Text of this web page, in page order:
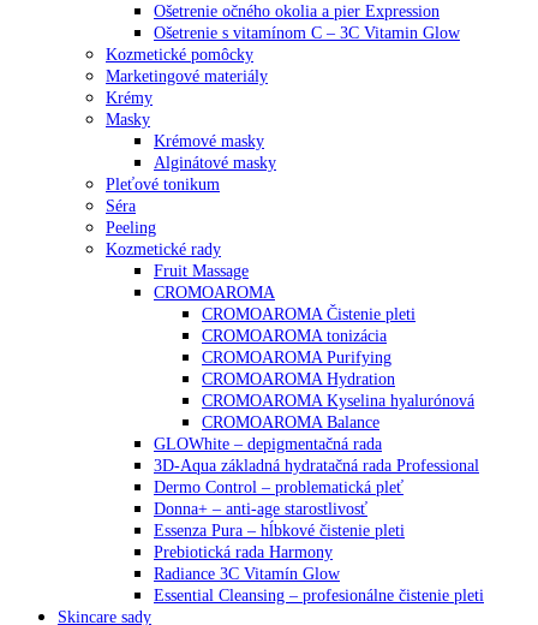
Ošetrenie očného okolia a pier Expression
Ošetrenie s vitamínom C – 3C Vitamin Glow
Kozmetické pomôcky
Marketingové materiály
Krémy
Masky
Krémové masky
Alginátové masky
Pleťové tonikum
Séra
Peeling
Kozmetické rady
Fruit Massage
CROMOAROMA
CROMOAROMA Čistenie pleti
CROMOAROMA tonizácia
CROMOAROMA Purifying
CROMOAROMA Hydration
CROMOAROMA Kyselina hyalurónová
CROMOAROMA Balance
GLOWhite – depigmentačná rada
3D-Aqua základná hydratačná rada Professional
Dermo Control – problematická pleť
Donna+ – anti-age starostlivosť
Essenza Pura – hĺbkové čistenie pleti
Prebiotická rada Harmony
Radiance 3C Vitamín Glow
Essential Cleansing – profesionálne čistenie pleti
Skincare sady